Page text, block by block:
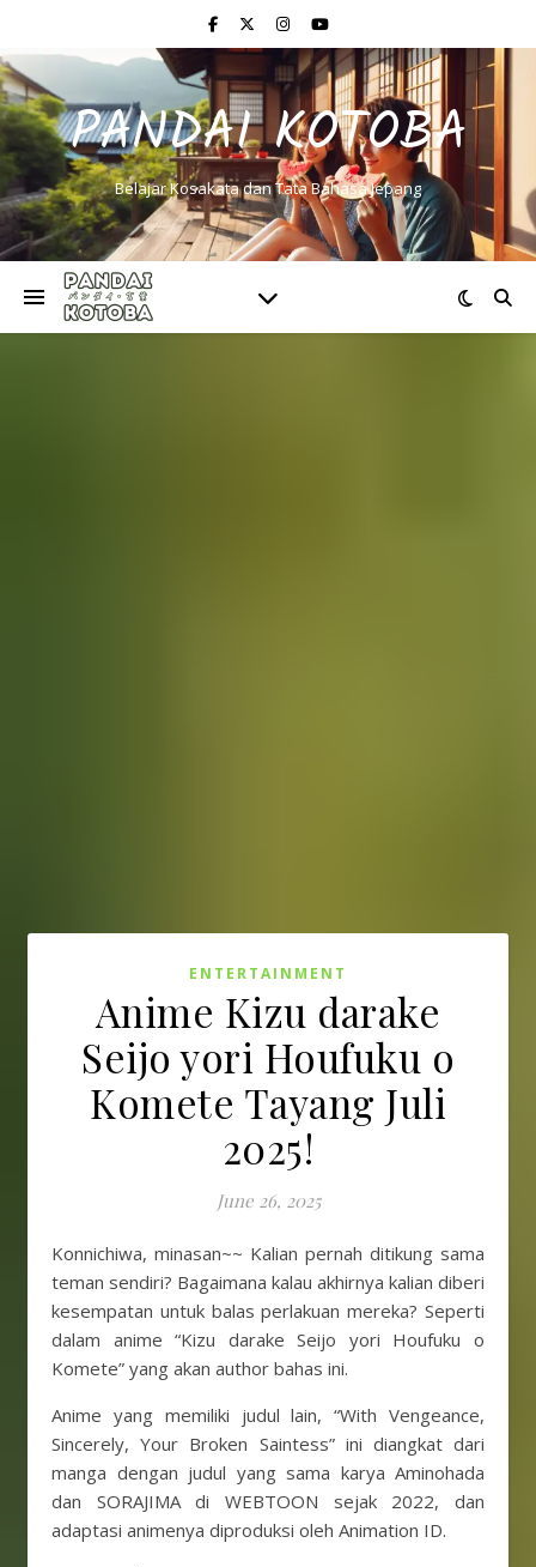
PANDAI KOTOBA
Belajar Kosakata dan Tata Bahasa Jepang
ENTERTAINMENT
Anime Kizu darake
Seijo yori Houfuku o
Komete Tayang Juli
2025!
June 26, 2025
Konnichiwa, minasan~~ Kalian pernah ditikung sama
teman sendiri? Bagaimana kalau akhirnya kalian diberi
kesempatan untuk balas perlakuan mereka? Seperti
dalam anime “Kizu darake Seijo yori Houfuku o
Komete” yang akan author bahas ini.
Anime yang memiliki judul lain, “With Vengeance,
Sincerely, Your Broken Saintess” ini diangkat dari
manga dengan judul yang sama karya Aminohada
dan SORAJIMA di WEBTOON sejak 2022, dan
adaptasi animenya diproduksi oleh Animation ID.